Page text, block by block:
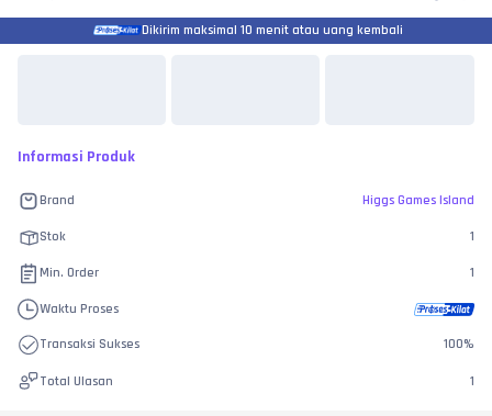
Dikirim maksimal 10 menit atau uang kembali
Informasi Produk
Brand Higgs Games Island
Stok 1
Min. Order 1
Waktu Proses
Transaksi Sukses 100%
Total Ulasan 1